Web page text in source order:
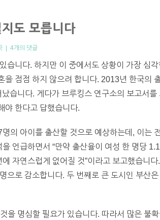
도 모릅니다
| 4개의 댓글
습니다. 하지만 이 중에서도 상황이 가장 심
을 점점 하지 않으려 합니다. 2013년 한국의
습니다. 게다가 브루킹스 연구소의 보고서
야 한다고 답했습니다.
의 아이를 출산할 것으로 예상하는데, 이는
언급하면서 “만약 출산율이 여성 한 명당
자연스럽게 없어질 것”이라고 보고했습니
으로 감소합니다. 두 번째로 큰 도시인 부산
을 명심할 필요가 있습니다. 따라서 많은 불